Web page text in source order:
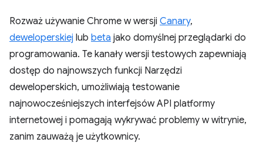
Rozważ używanie Chrome w wersji Canary,
deweloperskiej lub beta jako domyślnej przeglądarki do
programowania. Te kanały wersji testowych zapewniają
dostęp do najnowszych funkcji Narzędzi
deweloperskich, umożliwiają testowanie
najnowocześniejszych interfejsów API platformy
internetowej i pomagają wykrywać problemy w witrynie,
zanim zauważą je użytkownicy.